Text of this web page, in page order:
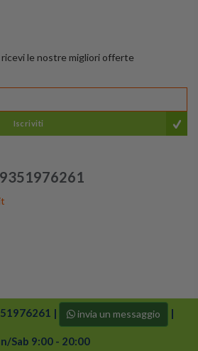
le nostre migliori offerte
Iscriviti
| Tutti i diritti riservati. Logo di
partner sono protetti da copyright.
| invia un messaggio |
Sab 9:00 - 20:00